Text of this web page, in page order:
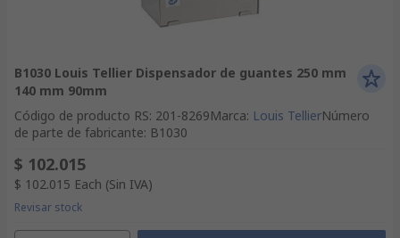
B1030 Louis Tellier Dispensador de guantes 250 mm
140 mm 90mm
Código de producto RS: 201-8269Marca: Louis TellierNúmero
de parte de fabricante: B1030
$ 102.015
$ 102.015 Each (Sin IVA)
Revisar stock